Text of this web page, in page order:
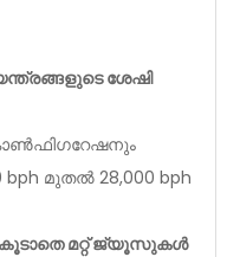
ശേഷി
മുതൽ 28,000 bph
കൂടാതെ മറ്റ് ജ്യൂസുകൾ